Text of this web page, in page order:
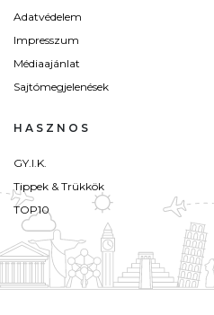
Adatvédelem
Impresszum
Médiaajánlat
Sajtómegjelenések
HASZNOS
GY.I.K.
Tippek & Trükkök
TOP10